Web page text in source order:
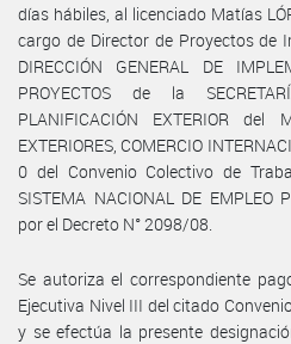
días hábiles, al licenciado Matías
cargo de Director de Proyectos de
DIRECCIÓN GENERAL DE
PROYECTOS de la
PLANIFICACIÓN EXTERIOR del
EXTERIORES, COMERCIO
0 del Convenio Colectivo de
SISTEMA NACIONAL DE EMPLEO
por el Decreto N° 2098/08.
Se autoriza el correspondiente
Ejecutiva Nivel III del citado
y se efectúa la presente